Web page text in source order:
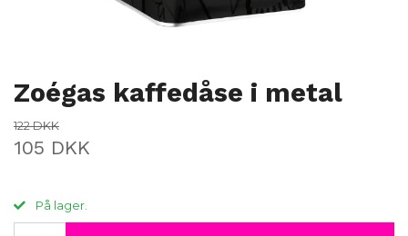
Zoégas kaffedåse i metal
122 DKK
105 DKK
På lager.